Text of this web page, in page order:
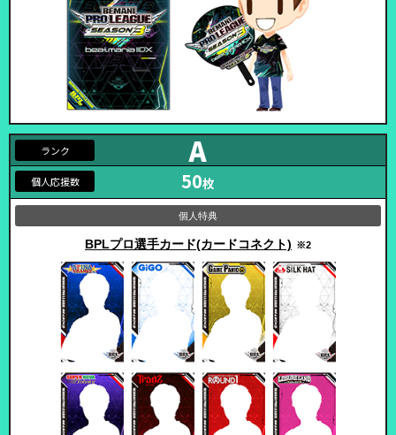
A
50枚
BPLプロ選手カード(カードコネクト) ※2